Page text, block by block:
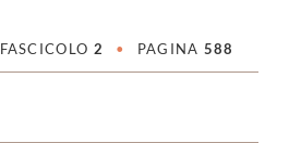
FASCICOLO 2 • PAGINA 588